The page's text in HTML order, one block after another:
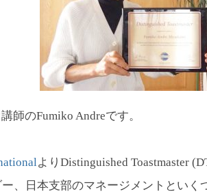
師のFumiko Andreです。
よりDistinguished Toastmaster
、日本支部のマネージメントとい